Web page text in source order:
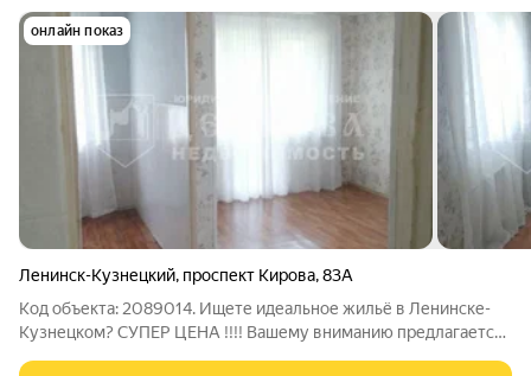
онлайн показ
Ленинск-Кузнецкий, проспект Кирова,83А
Код объекта: 2089014. Ищете идеальное жильё в Ленинске-
Кузнецком? СУПЕР ЦЕНА !!!! Вашему вниманию предлагается